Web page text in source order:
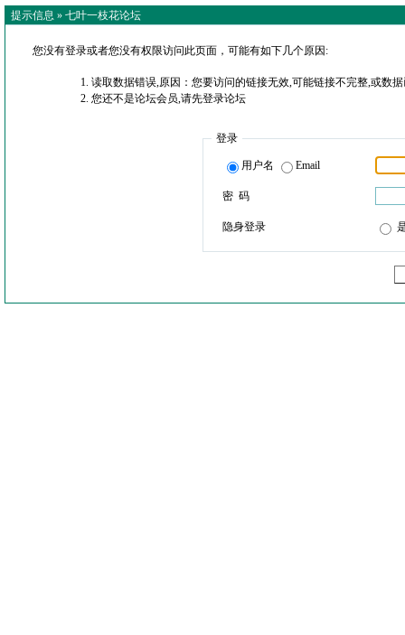
提示信息 » 七叶一枝花论坛
您没有登录或者您没有权限访问此页面，可能有如下几个原因:
读取数据错误,原因：您要访问的链接无效,可能链接不完整,或数
您还不是论坛会员,请先登录论坛
登录
用户名 Email
密 码
隐身登录